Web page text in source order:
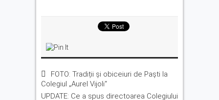
FOTO: Tradiții și obiceiuri de Paști la
Colegiul „Aurel Vijoli“
UPDATE: Ce a spus directoarea Colegiului